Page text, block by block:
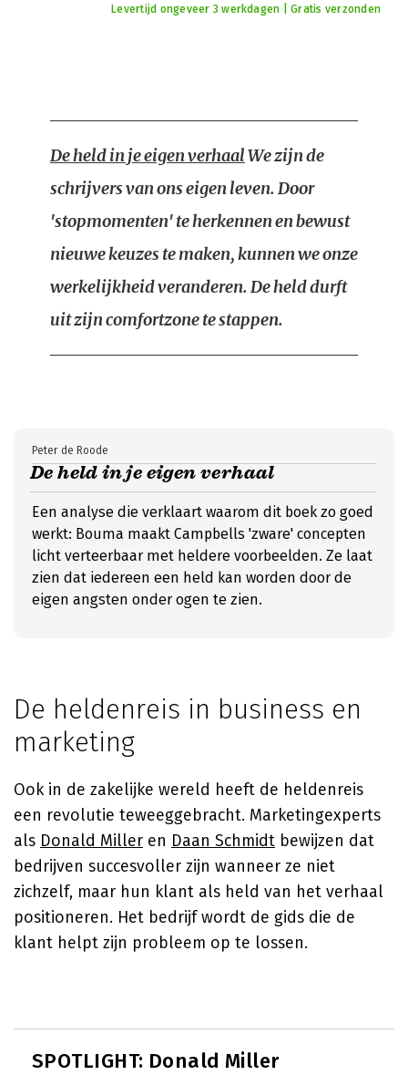
Levertijd ongeveer 3 werkdagen | Gratis verzonden
De held in je eigen verhaalWe zijn de
schrijvers van ons eigen leven. Door
'stopmomenten' te herkennen en bewust
nieuwe keuzes te maken, kunnen we onze
werkelijkheid veranderen. De held durft
uit zijn comfortzone te stappen.
De held in je eigen verhaal
Peter de Roode
Een analyse die verklaart waarom dit boek zo goed
werkt: Bouma maakt Campbells 'zware' concepten
licht verteerbaar met heldere voorbeelden. Ze laat
zien dat iedereen een held kan worden door de
eigen angsten onder ogen te zien.
De heldenreis in business en
marketing
Ook in de zakelijke wereld heeft de heldenreis
een revolutie teweeggebracht. Marketingexperts
als Donald Miller en Daan Schmidt bewijzen dat
bedrijven succesvoller zijn wanneer ze niet
zichzelf, maar hun klant als held van het verhaal
positioneren. Het bedrijf wordt de gids die de
klant helpt zijn probleem op te lossen.
SPOTLIGHT: Donald Miller